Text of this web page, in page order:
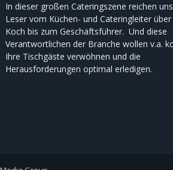
In dieser großen Cateringszene reichen
Leser vom Küchen- und Cateringleiter über
Koch bis zum Geschäftsführer. Und diese
Verantwortlichen der Branche wollen v.a.
Ihre Tischgäste verwöhnen und die
Herausforderungen optimal erledigen.